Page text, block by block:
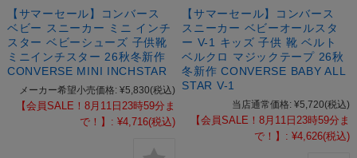
【サマーセール】コンバース
ベビー スニーカー ミニ インチ
スター ベビーシューズ 子供靴
ミニインチスター 26秋冬新作
CONVERSE MINI INCHSTAR
メーカー希望小売価格: ¥5,830(税込)
【会員SALE！8月11日23時59分ま
で！】: ¥4,716(税込)
【サマーセール】コンバース
スニーカー ベビーオールスタ
ー V-1 キッズ 子供 靴 ベルト
ベルクロ マジックテープ 26秋
冬新作 CONVERSE BABY ALL
STAR V-1
当店通常価格: ¥5,720(税込)
【会員SALE！8月11日23時59分ま
で！】: ¥4,626(税込)